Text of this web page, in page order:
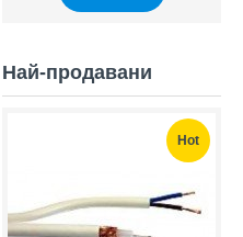
Най-продавани
Hot